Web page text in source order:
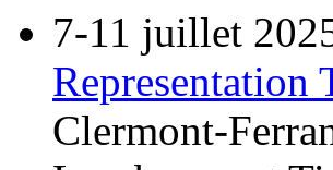
7-11 juillet
Representation
Clermont-